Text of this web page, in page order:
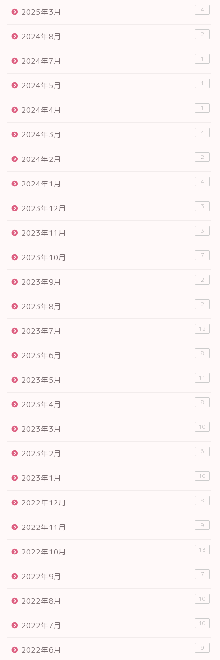
2025年3月 4
2024年8月 2
2024年7月 1
2024年5月 1
2024年4月 1
2024年3月 4
2024年2月 2
2024年1月 4
2023年12月 3
2023年11月 3
2023年10月 7
2023年9月 2
2023年8月 2
2023年7月 12
2023年6月 8
2023年5月 11
2023年4月 8
2023年3月 10
2023年2月 6
2023年1月 10
2022年12月 8
2022年11月 9
2022年10月 13
2022年9月 7
2022年8月 10
2022年7月 10
2022年6月 9